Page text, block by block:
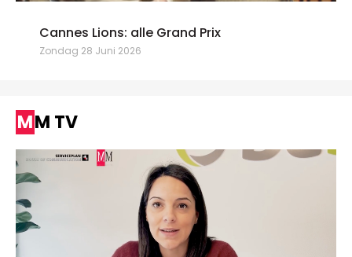
Cannes Lions: alle Grand Prix
Zondag 28 Juni 2026
MM TV